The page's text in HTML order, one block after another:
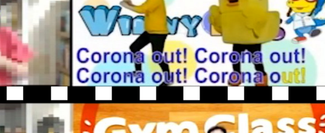
포빕(유)**
림톡(정보성 메시지) 발송 업무**
주)루나소프트**
톡(정보성 메시지) 및 친구톡 발송 업무**
위탁업무 수행목적 외 개인정보 처리금지, 기술적․관리적 보호조치, 재위탁 제한, 수탁자에 대한
습니다.